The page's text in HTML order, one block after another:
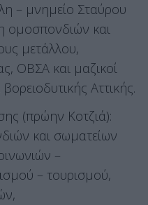
– μνημείο Σταύρου
ομοσπονδιών και
μετάλλου,
ΟΒΣΑ και μαζικοί
Αττικής.
(πρώην Κοτζιά):
και σωματείων
–
– τουρισμού,